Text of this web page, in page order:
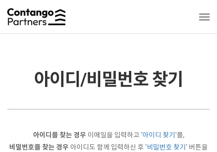
아이디/비밀번호 찾기
아이디를 찾는 경우 이메일을 입력하고 '아이디 찾기 '를,
비밀번호를 찾는 경우 아이디도 함께 입력하신 후 '비밀번호 찾기 ' 버튼을